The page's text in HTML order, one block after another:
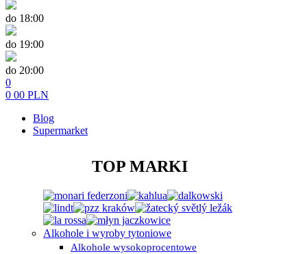
do 18:00
do 19:00
do 20:00
0
0 00 PLN
Blog
Supermarket
TOP MARKI
Alkohole i wyroby tytoniowe
Alkohole wysokoprocentowe